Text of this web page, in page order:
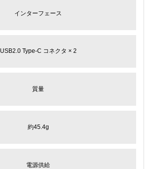
インターフェース
USB2.0 Type-C コネクタ × 2
質量
約45.4g
電源供給